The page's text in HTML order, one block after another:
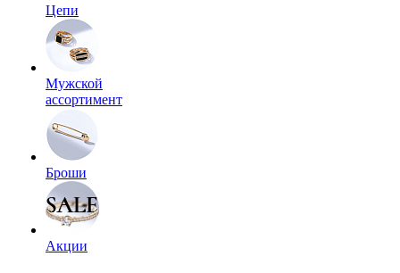
Цепи
Мужской
ассортимент
Броши
Акции